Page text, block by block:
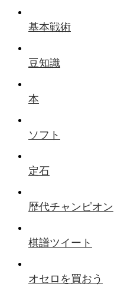
基本戦術
豆知識
本
ソフト
定石
歴代チャンピオン
棋譜ツイート
オセロを買おう